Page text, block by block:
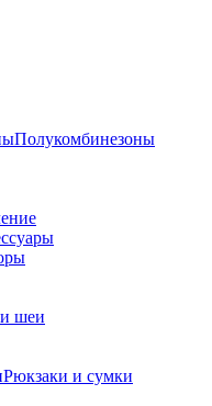
Полукомбинезоны
шеи
Рюкзаки и сумки